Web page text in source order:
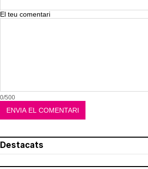
El teu comentari
0/500
Destacats